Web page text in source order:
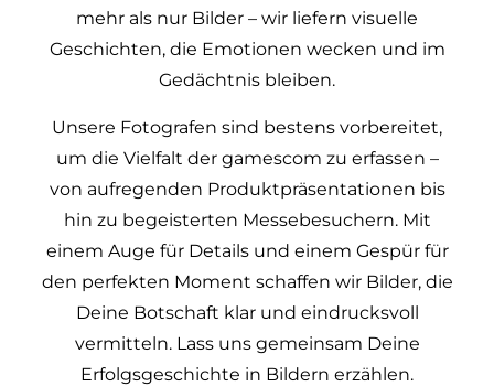
mehr als nur Bilder – wir liefern visuelle
Geschichten, die Emotionen wecken und im
Gedächtnis bleiben.
Unsere Fotografen sind bestens vorbereitet,
um die Vielfalt der gamescom zu erfassen –
von aufregenden Produktpräsentationen bis
hin zu begeisterten Messebesuchern. Mit
einem Auge für Details und einem Gespür für
den perfekten Moment schaffen wir Bilder, die
Deine Botschaft klar und eindrucksvoll
vermitteln. Lass uns gemeinsam Deine
Erfolgsgeschichte in Bildern erzählen.